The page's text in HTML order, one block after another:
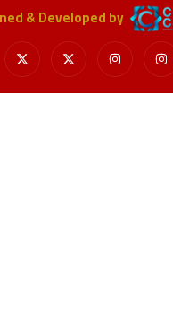
& Developed by